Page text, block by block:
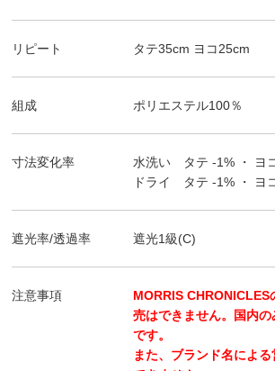
リピート タテ35cm ヨコ25cm
組成 ポリエステル100％
寸法変化率 水洗い タテ-1% ・ ヨ
ドライ タテ-1% ・ ヨ
遮光率/透過率 遮光1級(C)
注意事項
MORRIS CHRONICLES
売はできません。国内
です。
また、ブランド名によ